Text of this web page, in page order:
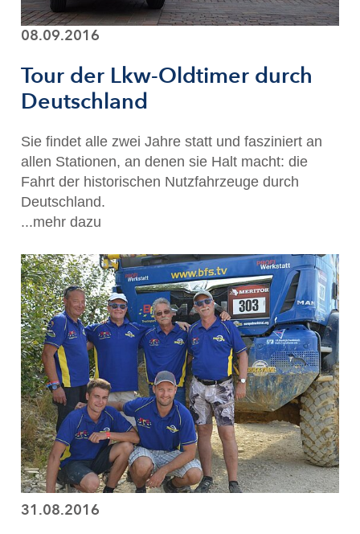
08.09.2016
Tour der Lkw-Oldtimer durch
Deutschland
Sie findet alle zwei Jahre statt und fasziniert an
allen Stationen, an denen sie Halt macht: die
Fahrt der historischen Nutzfahrzeuge durch
Deutschland.
...mehr dazu
31.08.2016